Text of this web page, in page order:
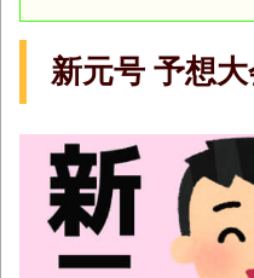
新元号 予想大